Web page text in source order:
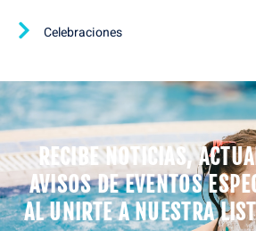
Celebraciones
RECIBE NOTICIAS,
AVISOS DE EVENTOS
AL UNIRTE A NUESTRA